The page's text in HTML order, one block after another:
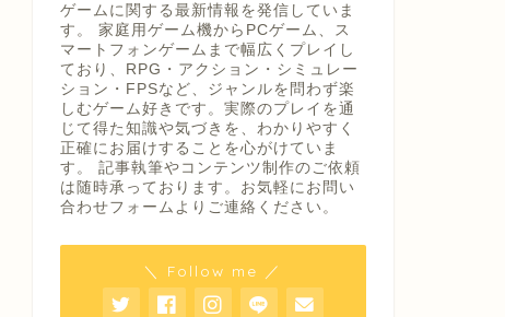
ゲームに関する最新情報を発信していま
す。 家庭用ゲーム機からPCゲーム、ス
マートフォンゲームまで幅広くプレイし
ており、RPG・アクション・シミュレー
ション・FPSなど、ジャンルを問わず楽
しむゲーム好きです。実際のプレイを通
じて得た知識や気づきを、わかりやすく
正確にお届けすることを心がけていま
す。 記事執筆やコンテンツ制作のご依頼
は随時承っております。お気軽にお問い
合わせフォームよりご連絡ください。
＼ Follow me ／